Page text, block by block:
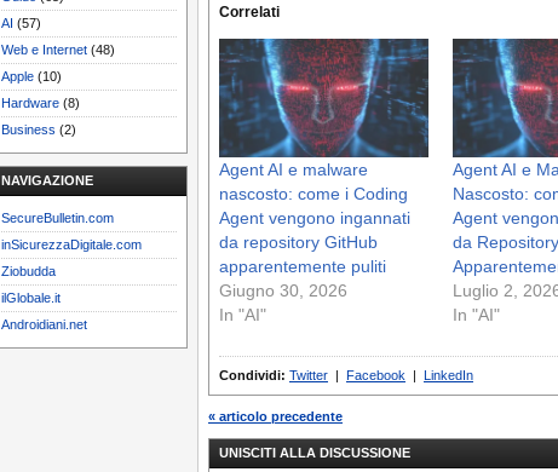
AI (57)
Web e Internet (48)
Apple (10)
Hardware (8)
Business (2)
NAVIGAZIONE
SecureBulletin.com
inSicurezzaDigitale.com
Ziobudda
ilGlobale.it
Androidiani.net
Correlati
Agent AI e malware
nascosto: come i Coding
Agent vengono ingannati
da repository GitHub
apparentemente puliti
Giugno 30, 2026
In "AI"
Agent AI e
Nascosto:
Agent
da
Luglio 2,
In "AI"
Condividi: Twitter Facebook LinkedIn
« articolo precedente
UNISCITI ALLA DISCUSSIONE